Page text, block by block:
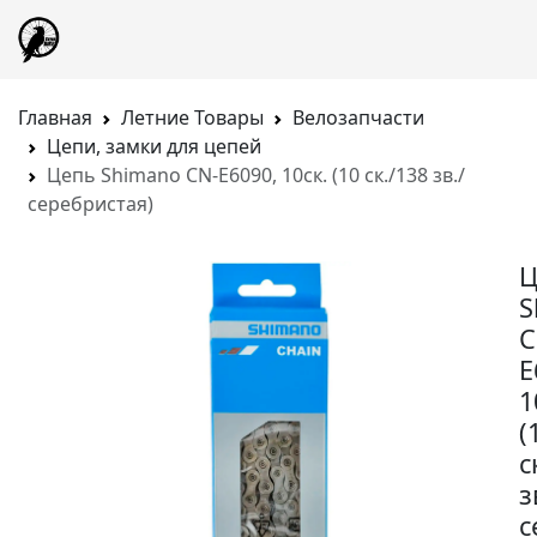
Главная Летние Товары
Велозапчасти
Цепи, замки для цепей
Цепь Shimano CN-E6090, 10ск. (10 ск./138 зв./
серебристая)